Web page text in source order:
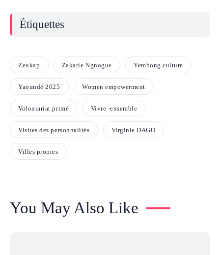
Étiquettes
Zeukap Zakarie Ngnogue Yembong culture
Yaoundé 2025 Women empowerment
Volontariat primé Vivre -ensemble
Visites des personnalités Virginie DAGO
Villes propres
You May Also Like